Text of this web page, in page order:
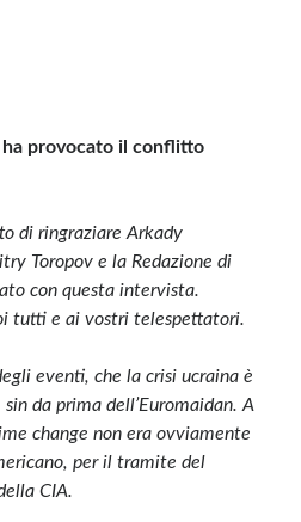
ha provocato il conflitto
di ringraziare Arkady
Toropov e la Redazione di
con questa intervista.
tutti e ai vostri telespettatori.
eventi, che la crisi ucraina è
da prima dell’Euromaidan. A
change non era ovviamente
per il tramite del
CIA.